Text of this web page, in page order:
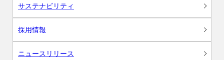
サステナビリティ
採用情報
ニュースリリース